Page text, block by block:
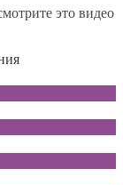
это видео